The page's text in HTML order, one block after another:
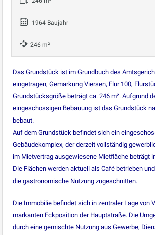
1964 Baujahr
246 m²
Das Grundstück ist im Grundbuch des
eingetragen, Gemarkung Viersen, Flur 100,
Grundstücksgröße beträgt ca. 246 m². Aufgrund
eingeschossigen Bebauung ist das Grundstück
bebaut.
Auf dem Grundstück befindet sich ein
Gebäudekomplex, der derzeit vollständig
im Mietvertrag ausgewiesene Mietfläche beträgt
Die Flächen werden aktuell als Café betrieben
die gastronomische Nutzung zugeschnitten.
Die Immobilie befindet sich in zentraler Lage von
markanten Eckposition der Hauptstraße. Die
durch eine gemischte Nutzung aus Gewerbe,